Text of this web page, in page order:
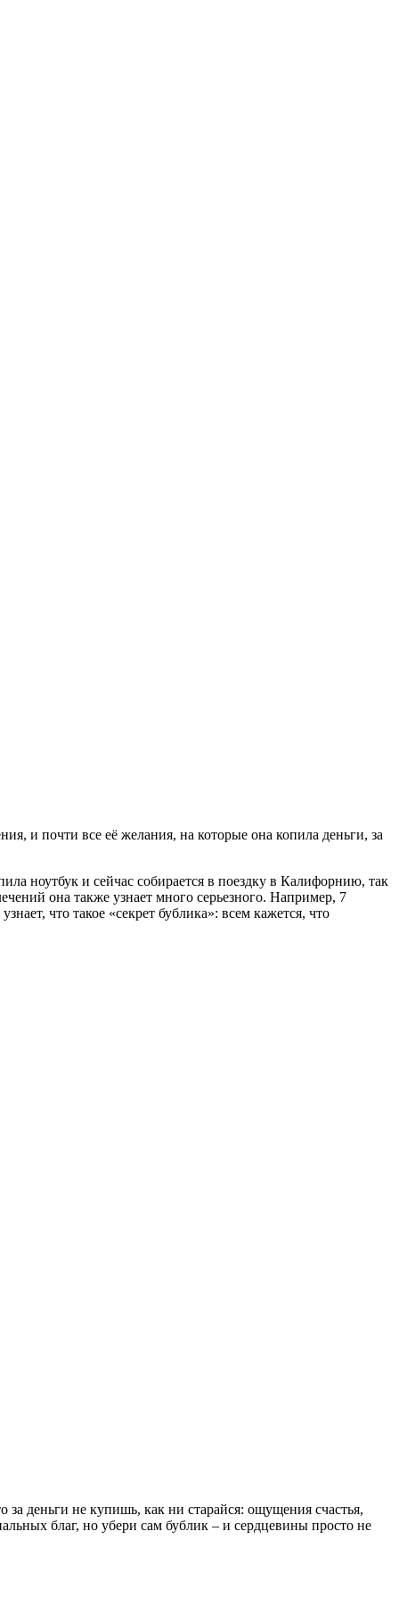
и почти все её желания, на которые она копила деньги, за
ноутбук и сейчас собирается в поездку в Калифорнию, так
она также узнает много серьезного. Например, 7
что такое «секрет бублика»: всем кажется, что
деньги не купишь, как ни старайся: ощущения счастья,
благ, но убери сам бублик – и сердцевины просто не